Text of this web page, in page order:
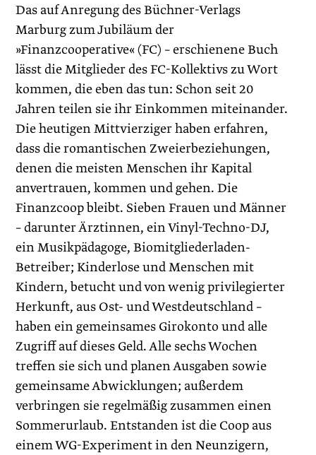
Das auf Anregung des Büchner-Verlags
Marburg zum Jubiläum der
»Finanzcooperative« (FC) – erschienene Buch
lässt die Mitglieder des FC-Kollektivs zu Wort
kommen, die eben das tun: Schon seit 20
Jahren teilen sie ihr Einkommen miteinander.
Die heutigen Mittvierziger haben erfahren,
dass die romantischen Zweierbeziehungen,
denen die meisten Menschen ihr Kapital
anvertrauen, kommen und gehen. Die
Finanzcoop bleibt. Sieben Frauen und Männer
– darunter Ärztinnen, ein Vinyl-Techno-DJ,
ein Musikpädagoge, Biomitgliederladen-
Betreiber; Kinderlose und Menschen mit
Kindern, betucht und von wenig privilegierter
Herkunft, aus Ost- und Westdeutschland –
haben ein gemeinsames Girokonto und alle
Zugriff auf dieses Geld. Alle sechs Wochen
treffen sie sich und planen Ausgaben sowie
gemeinsame Abwicklungen; außerdem
verbringen sie regelmäßig zusammen einen
Sommerurlaub. Entstanden ist die Coop aus
einem WG-Experiment in den Neunzigern,